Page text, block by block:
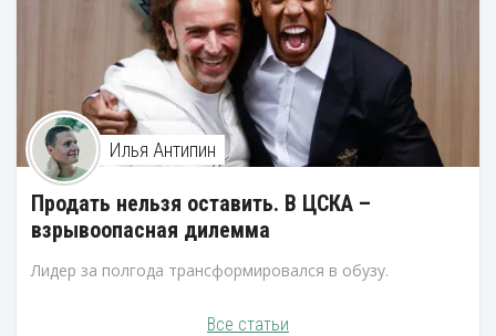
Илья Антипин
Продать нельзя оставить. В ЦСКА –
взрывоопасная дилемма
Лидер за полгода трансформировался в обузу.
Все статьи